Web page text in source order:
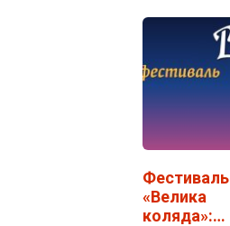
Фестиваль
«Велика
коляда»: